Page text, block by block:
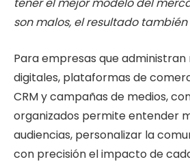
tener el mejor modelo del
son malos, el resultado también
Para empresas que
digitales, plataformas de
CRM y campañas de medios,
organizados permite entender
audiencias, personalizar la
con precisión el impacto de